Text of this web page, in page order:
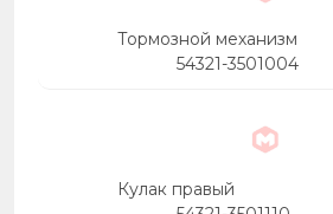
Тормозной механизм
54321-3501004
Кулак правый